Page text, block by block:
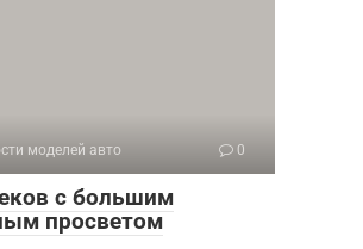
моделей авто 0
с большим
просветом